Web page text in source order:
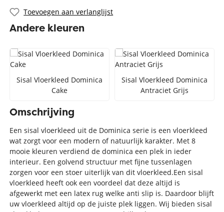
Toevoegen aan verlanglijst
Andere kleuren
Sisal Vloerkleed Dominica
Cake
Sisal Vloerkleed Dominica
Antraciet Grijs
Omschrijving
Een sisal vloerkleed uit de Dominica serie is een vloerkleed
wat zorgt voor een modern of natuurlijk karakter. Met 8
mooie kleuren verdiend de dominica een plek in ieder
interieur. Een golvend structuur met fijne tussenlagen
zorgen voor een stoer uiterlijk van dit vloerkleed.Een sisal
vloerkleed heeft ook een voordeel dat deze altijd is
afgewerkt met een latex rug welke anti slip is. Daardoor blijft
uw vloerkleed altijd op de juiste plek liggen. Wij bieden sisal